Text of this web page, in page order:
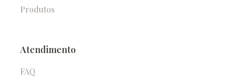
Produtos
Atendimento
FAQ